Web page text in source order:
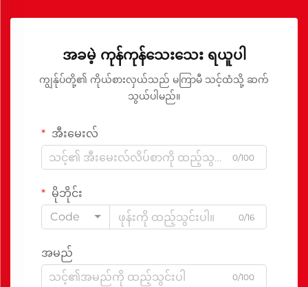
အခမဲ့ ကုန်ကုန်သေးသေး ရယူပါ
ကျွန်ုပ်တို့၏ ကိုယ်စားလှယ်သည် မကြာမီ သင့်ထံသို့ ဆက်
သွယ်ပါမည်။
အီးမေးလ်
0/100
မိုဘိုင်း
Code
0/16
အမည်
0/100